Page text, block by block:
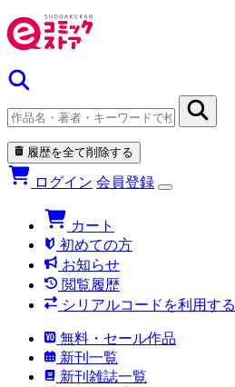
履歴を全て削除する
ログイン 会員登録
カート
初めての方
お知らせ
閲覧履歴
シリアルコードを利用する
無料・セール作品
新刊一覧
新刊雑誌一覧